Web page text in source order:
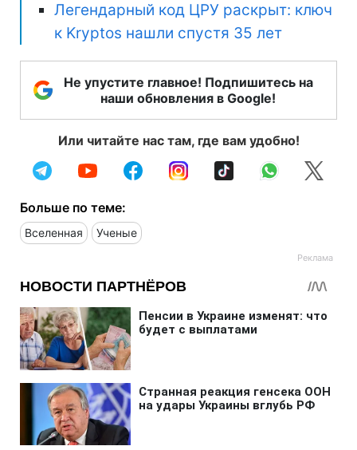
Легендарный код ЦРУ раскрыт: ключ
к Kryptos нашли спустя 35 лет
Не упустите главное! Подпишитесь на
наши обновления в Google!
Или читайте нас там, где вам удобно!
Больше по теме:
Вселенная Ученые